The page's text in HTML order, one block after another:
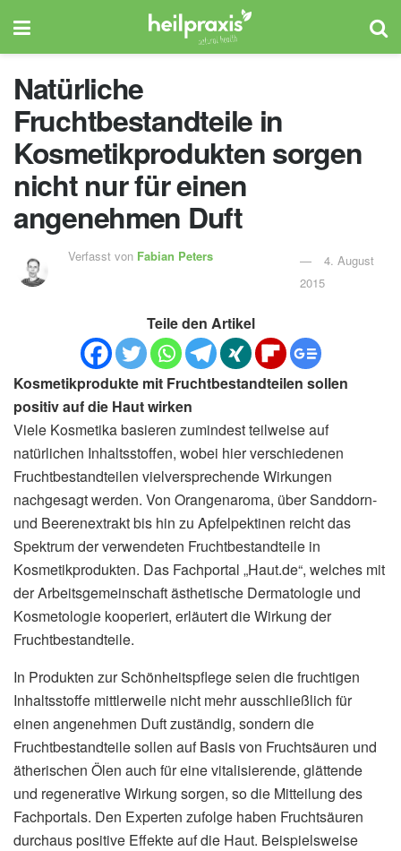
Natürliche
Fruchtbestandteile in
Kosmetikprodukten sorgen
nicht nur für einen
angenehmen Duft
Verfasst von Fabian Peters
4. August
2015
Teile den Artikel
Kosmetikprodukte mit Fruchtbestandteilen sollen
positiv auf die Haut wirken
Viele Kosmetika basieren zumindest teilweise auf
natürlichen Inhaltsstoffen, wobei hier verschiedenen
Fruchtbestandteilen vielversprechende Wirkungen
nachgesagt werden. Von Orangenaroma, über Sanddorn-
und Beerenextrakt bis hin zu Apfelpektinen reicht das
Spektrum der verwendeten Fruchtbestandteile in
Kosmetikprodukten. Das Fachportal „Haut.de“, welches mit
der Arbeitsgemeinschaft ästhetische Dermatologie und
Kosmetologie kooperiert, erläutert die Wirkung der
Fruchtbestandteile.
In Produkten zur Schönheitspflege seien die fruchtigen
Inhaltsstoffe mittlerweile nicht mehr ausschließlich für
einen angenehmen Duft zuständig, sondern die
Fruchtbestandteile sollen auf Basis von Fruchtsäuren und
ätherischen Ölen auch für eine vitalisierende, glättende
und regenerative Wirkung sorgen, so die Mitteilung des
Fachportals. Den Experten zufolge haben Fruchtsäuren
durchaus positive Effekte auf die Haut. Beispielsweise